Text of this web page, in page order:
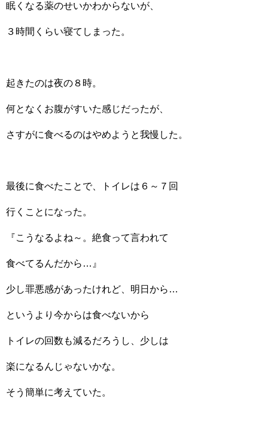
眠くなる薬のせいかわからないが、
３時間くらい寝てしまった。
起きたのは夜の８時。
何となくお腹がすいた感じだったが、
さすがに食べるのはやめようと我慢した。
最後に食べたことで、トイレは６～７回
行くことになった。
『こうなるよね～。絶食って言われて
食べてるんだから…』
少し罪悪感があったけれど、明日から…
というより今からは食べないから
トイレの回数も減るだろうし、少しは
楽になるんじゃないかな。
そう簡単に考えていた。